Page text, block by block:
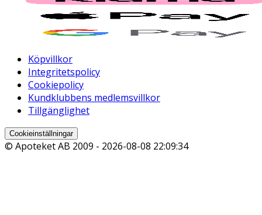
Köpvillkor
Integritetspolicy
Cookiepolicy
Kundklubbens medlemsvillkor
Tillgänglighet
Cookieinställningar
© Apoteket AB 2009 - 2026-08-08 22:09:34